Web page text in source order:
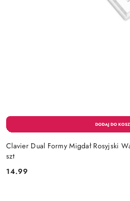
Clavier Dual Formy Migdał Rosyjski
szt
Cena:
14.99